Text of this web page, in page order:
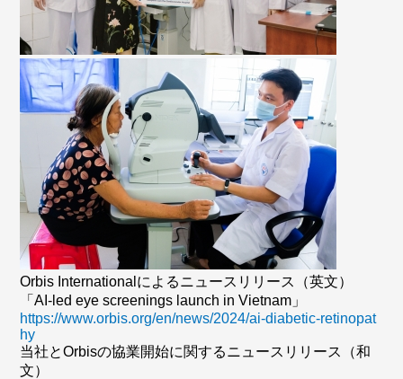
Orbis Internationalによるニュースリリース（英文）
「AI-led eye screenings launch in Vietnam」
https://www.orbis.org/en/news/2024/ai-diabetic-retinopat
hy
当社とOrbisの協業開始に関するニュースリリース（和
文）